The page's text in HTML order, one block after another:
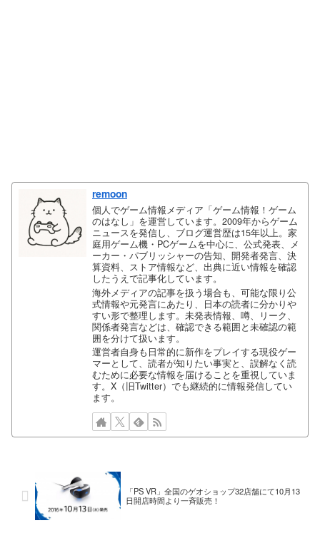
remoon
個人でゲーム情報メディア「ゲーム情報！ゲーム
のはなし」を運営しています。2009年からゲーム
ニュースを発信し、ブログ運営歴は15年以上。家
庭用ゲーム機・PCゲームを中心に、公式発表、メ
ーカー・パブリッシャーの告知、開発者発言、決
算資料、ストア情報など、出典に近い情報を確認
したうえで記事化しています。
海外メディアの記事を扱う場合も、可能な限り公
式情報や元発言にあたり、日本の読者に分かりや
すい形で整理します。未発表情報、噂、リーク、
関係者発言などは、確認できる範囲と未確認の範
囲を分けて扱います。
運営者自身も日常的に新作をプレイする現役ゲー
マーとして、読者が知りたい事実と、誤解なく読
むために必要な情報を届けることを重視していま
す。X（旧Twitter）でも継続的に情報発信してい
ます。
「PS VR」全国のゲオショップ32店舗にて10月13
日開店時間より一斉販売！